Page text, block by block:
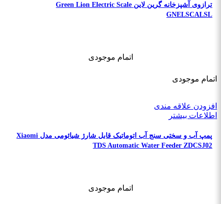
ترازوی آشپزخانه گرین لاین Green Lion Electric Scale
GNELSCALSL
اتمام موجودی
اتمام موجودی
افزودن علاقه مندی
اطلاعات بیشتر
پمپ آب و سختی سنج آب اتوماتیک قابل شارژ شیائومی مدل Xiaomi
TDS Automatic Water Feeder ZDCSJ02
اتمام موجودی